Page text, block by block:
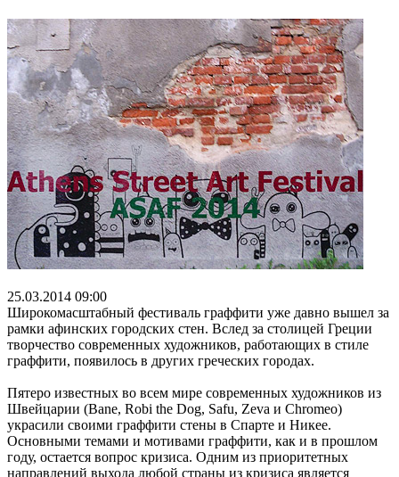
25.03.2014 09:00
Широкомасштабный фестиваль граффити уже давно вышел за
рамки афинских городских стен. Вслед за столицей Греции
творчество современных художников, работающих в стиле
граффити, появилось в других греческих городах.
Пятеро известных во всем мире современных художников из
Швейцарии (Bane, Robi the Dog, Safu, Zeva и Chromeo)
украсили своими граффити стены в Спарте и Никее.
Основными темами и мотивами граффити, как и в прошлом
году, остается вопрос кризиса. Одним из приоритетных
направлений выхода любой страны из кризиса является